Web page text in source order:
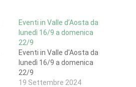
Eventi in Valle d’Aosta da
lunedì 16/9 a domenica
22/9
Eventi in Valle d'Aosta da
lunedì 16/9 a domenica
22/9
19 Settembre 2024